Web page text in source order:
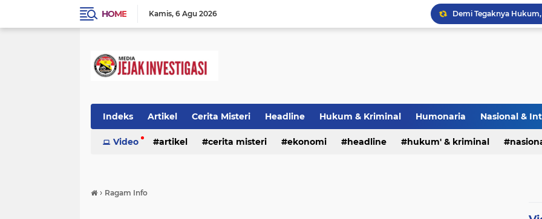
HOME Kamis 6 Agu 2026
Indeks Artikel Cerita Misteri Headline Hukum & Kriminal Humonaria Nasional &
Prestasi Ragam Info Seputar Daerah TNI & POLRI UU Pers
Video artikel cerita misteri ekonomi headline hukum' & kriminal
› Ragam Info